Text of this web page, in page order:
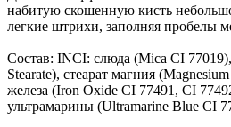
набитую скошенную кисть
легкие штрихи, заполняя пробелы
Состав: INCI: слюда (Mica CI
Stearate), стеарат магния
железа (Iron Oxide CI 77491, CI
ультрамарины (Ultramarine Blue CI